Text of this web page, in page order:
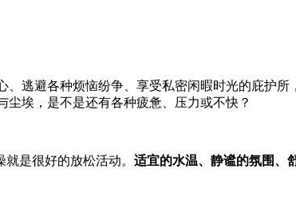
逃避各种烦恼纷争、享受私密闲暇时光的庇护
埃，是不是还有各种疲惫、压力或不快？
是很好的放松活动。 适宜的水温、静谧的氛围、